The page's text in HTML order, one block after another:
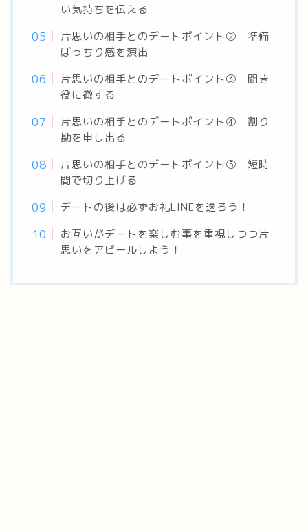
い気持ちを伝える
片思いの相手とのデートポイント② 準備
ばっちり感を演出
片思いの相手とのデートポイント③ 聞き
役に徹する
片思いの相手とのデートポイント④ 割り
勘を申し出る
片思いの相手とのデートポイント⑤ 短時
間で切り上げる
デートの後は必ずお礼LINEを送ろう！
お互いがデートを楽しむ事を重視しつつ片
思いをアピールしよう！